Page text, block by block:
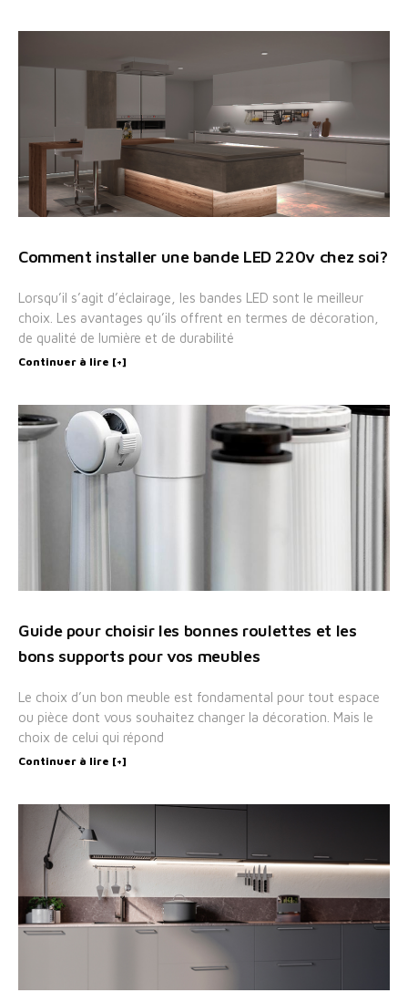
Comment installer une bande LED 220v chez soi?
Lorsqu’il s’agit d’éclairage, les bandes LED sont le meilleur
choix. Les avantages qu’ils offrent en termes de décoration,
de qualité de lumière et de durabilité
Continuer à lire [+]
Guide pour choisir les bonnes roulettes et les
bons supports pour vos meubles
Le choix d’un bon meuble est fondamental pour tout espace
ou pièce dont vous souhaitez changer la décoration. Mais le
choix de celui qui répond
Continuer à lire [+]